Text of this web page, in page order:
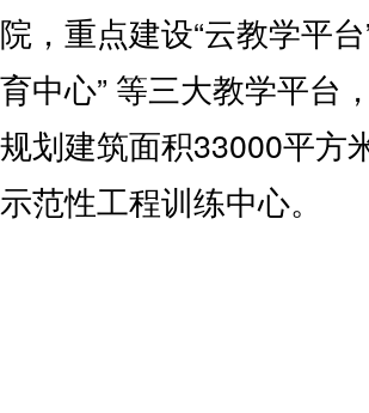
院，重点建设“云教学平
育中心” 等三大教学平台
规划建筑面积33000平方
示范性工程训练中心。